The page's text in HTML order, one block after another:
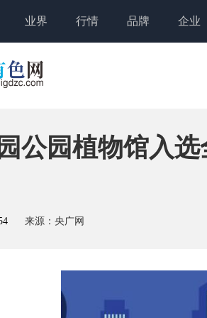
业界 行情 品牌 企业
公园植物馆入
来源：央广网